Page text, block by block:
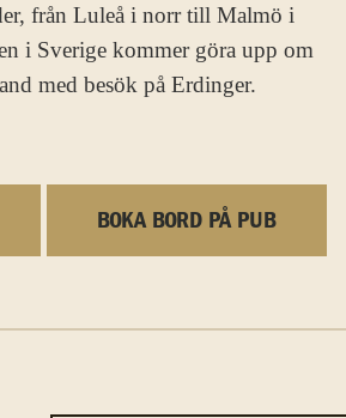
från Luleå i norr till Malmö i
i Sverige kommer göra upp om
med besök på Erdinger.
BOKA BORD PÅ PUB